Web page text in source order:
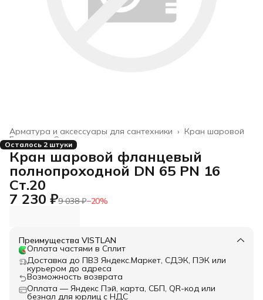
Кран шаровой
Арматура и аксессуары для сантехники ›
Строительство и ремонт
Главная ›
Осталось 2 штуки
Кран шаровой фланцевый
полнопроходной DN 65 PN 16
Ст.20
7 230 ₽9 038 ₽−20%
Преимущества VISTLAN
Оплата частями в Сплит
Доставка до ПВЗ Яндекс.Маркет, СДЭК, ПЭК или
курьером до адреса
Возможность возврата
Оплата — Яндекс Пэй, карта, СБП, QR-код или
безнал для юрлиц с НДС